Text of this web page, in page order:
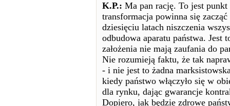
K.P.: Ma pan rację. To jest
transformacja powinna się
dziesięciu latach niszczenia
odbudowa aparatu państwa. Jest
założenia nie mają zaufania do
Nie rozumieją faktu, że tak
- i nie jest to żadna
kiedy państwo włączyło się w
dla rynku, dając gwarancje
Dopiero, jak będzie zdrowe